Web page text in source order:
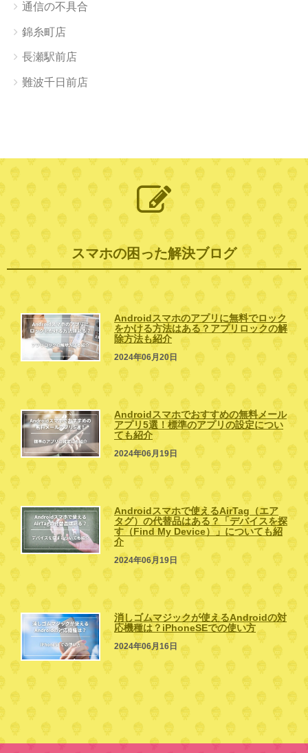
通信の不具合
錦糸町店
長瀬駅前店
難波千日前店
スマホの困った解決ブログ
Androidスマホのアプリに無料でロック
をかける方法はある？アプリロックの解
除方法も紹介
2024年06月20日
Androidスマホでおすすめの無料メール
アプリ5選！標準のアプリの設定につい
ても紹介
2024年06月19日
Androidスマホで使えるAirTag（エア
タグ）の代替品はある？「デバイスを探
す（Find My Device）」についても紹
介
2024年06月19日
消しゴムマジックが使えるAndroidの対
応機種は？iPhoneSEでの使い方
2024年06月16日